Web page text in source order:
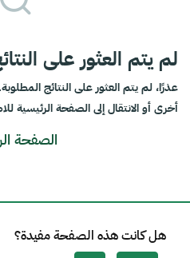
لم يتم العثور على
عذرًا، لم يتم العثور على النتائج
أخرى أو الانتقال إلى الصفحة الرئيسية
الصفحة
هل كانت هذه الصفحة مفيدة؟